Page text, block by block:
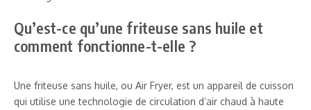
Qu’est-ce qu’une friteuse sans huile et
comment fonctionne-t-elle ?
Une friteuse sans huile, ou Air Fryer, est un appareil de cuisson
qui utilise une technologie de circulation d’air chaud à haute